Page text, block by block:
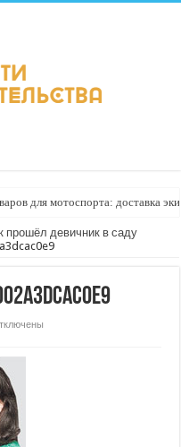
для мотоспорта: доставка
прошёл девичник в саду